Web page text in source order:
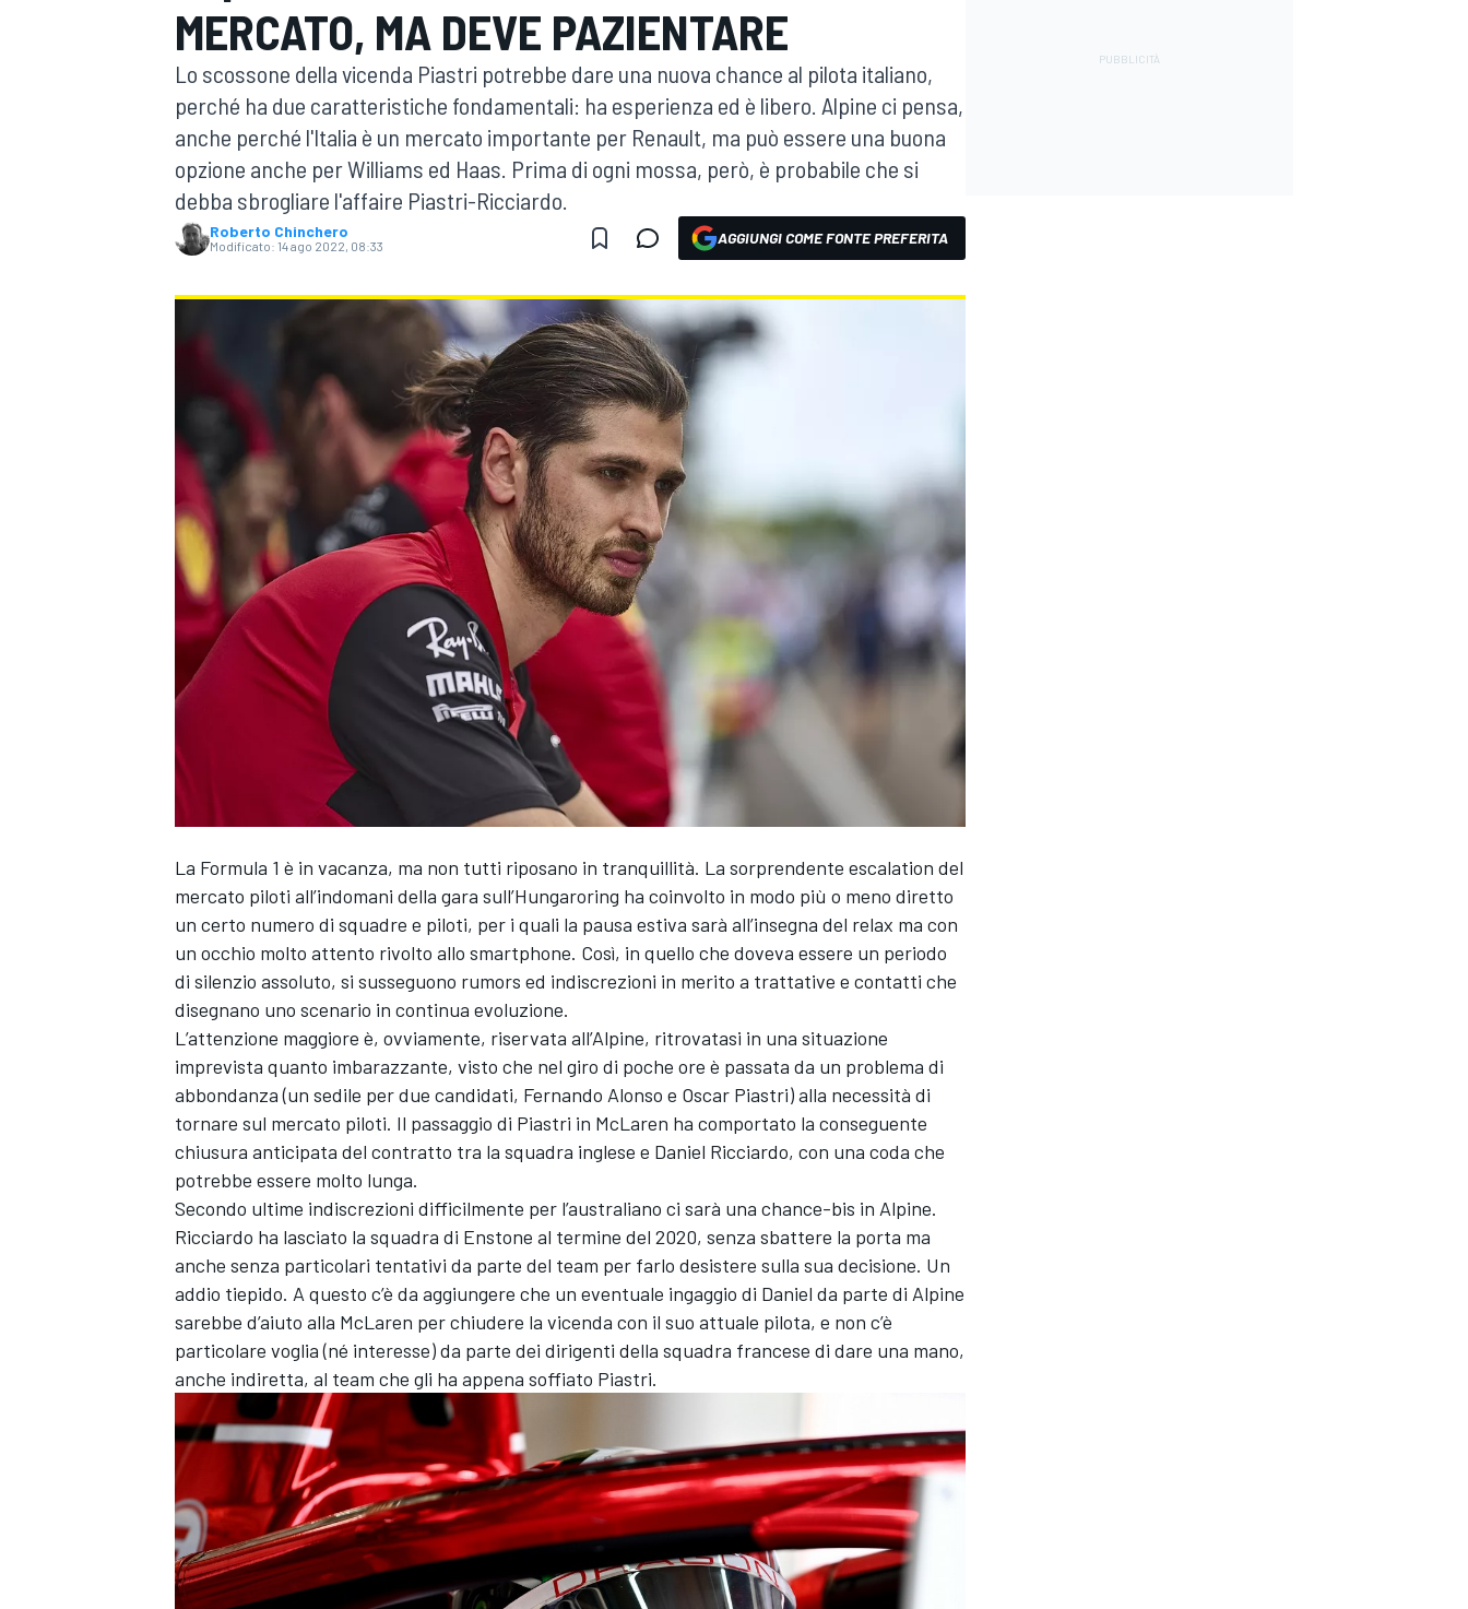
MOTOGP WEC
MONOPOSTO
MERCATO, MA DEVE PAZIENTARE
Lo scossone della vicenda Piastri potrebbe dare una nuova chance al pilota italiano,
perché ha due caratteristiche fondamentali: ha esperienza ed è libero. Alpine ci pensa,
anche perché l'Italia è un mercato importante per Renault, ma può essere una buona
opzione anche per Williams ed Haas. Prima di ogni mossa, però, è probabile che si
debba sbrogliare l'affaire Piastri-Ricciardo.
Roberto Chinchero
Modificato: 14 ago 2022, 08:33 AGGIUNGI COME FONTE PREFERITA
La Formula 1 è in vacanza, ma non tutti riposano in tranquillità. La sorprendente escalation del
mercato piloti all’indomani della gara sull’Hungaroring ha coinvolto in modo più o meno diretto
un certo numero di squadre e piloti, per i quali la pausa estiva sarà all’insegna del relax ma con
un occhio molto attento rivolto allo smartphone. Così, in quello che doveva essere un periodo
di silenzio assoluto, si susseguono rumors ed indiscrezioni in merito a trattative e contatti che
disegnano uno scenario in continua evoluzione.
L’attenzione maggiore è, ovviamente, riservata all’Alpine, ritrovatasi in una situazione
imprevista quanto imbarazzante, visto che nel giro di poche ore è passata da un problema di
abbondanza (un sedile per due candidati, Fernando Alonso e Oscar Piastri) alla necessità di
tornare sul mercato piloti. Il passaggio di Piastri in McLaren ha comportato la conseguente
chiusura anticipata del contratto tra la squadra inglese e Daniel Ricciardo, con una coda che
potrebbe essere molto lunga.
Secondo ultime indiscrezioni difficilmente per l’australiano ci sarà una chance-bis in Alpine.
Ricciardo ha lasciato la squadra di Enstone al termine del 2020, senza sbattere la porta ma
anche senza particolari tentativi da parte del team per farlo desistere sulla sua decisione. Un
addio tiepido. A questo c’è da aggiungere che un eventuale ingaggio di Daniel da parte di Alpine
sarebbe d’aiuto alla McLaren per chiudere la vicenda con il suo attuale pilota, e non c’è
particolare voglia (né interesse) da parte dei dirigenti della squadra francese di dare una mano,
anche indiretta, al team che gli ha appena soffiato Piastri.